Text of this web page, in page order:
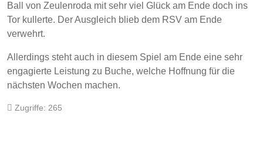
Ball von Zeulenroda mit sehr viel Glück am Ende doch ins
Tor kullerte. Der Ausgleich blieb dem RSV am Ende
verwehrt.
Allerdings steht auch in diesem Spiel am Ende eine sehr
engagierte Leistung zu Buche, welche Hoffnung für die
nächsten Wochen machen.
Zugriffe: 265